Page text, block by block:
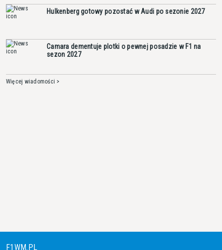
Hulkenberg gotowy pozostać w Audi po sezonie 2027
Camara dementuje plotki o pewnej posadzie w F1 na
sezon 2027
Więcej wiadomości >
F1WM.PL